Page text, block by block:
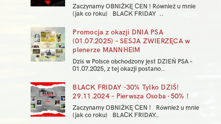
Zaczynamy OBNIŻKĘ CEN ! Również u mnie
(jak co roku) BLACK FRIDAY ..
Promocja z okazji DNIA PSA
(01.07.2025) – SESJA ZWIERZĘCA w
plenerze MANNHEIM
Dziś w Polsce obchodzony jest DZIEŃ PSA –
01.07.2025, z tej okazji postano..
BLACK FRIDAY -30% Tylko DZIŚ!
29.11.2024 – Pierwsza Osoba -50% !
Zaczynamy OBNIŻKĘ CEN ! Również u mnie
(jak co roku) BLACK FRIDAY..